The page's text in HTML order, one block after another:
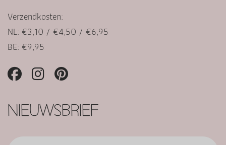
Verzendkosten:
NL: €3,10 / €4,50 / €6,95
BE: €9,95
NIEUWSBRIEF